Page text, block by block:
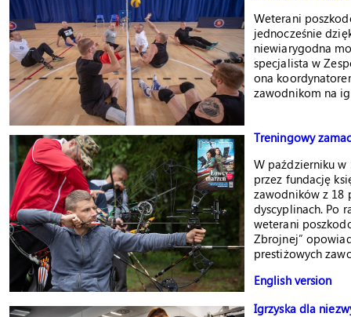
Weterani
jednocześnie
niewiarygodna
specjalista w
ona
zawodnikom na
Treningowy
W październiku w
przez fundację
zawodników z 18
dyscyplinach. Po
weterani
Zbrojnej”
prestiżowych
English version
Igrzyska dla